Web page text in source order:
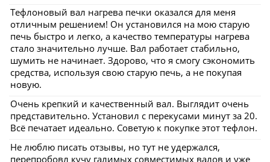
Тефлоновый вал нагрева печки оказался для меня
отличным решением! Он установился на мою старую
печь быстро и легко, а качество температуры нагрева
стало значительно лучше. Вал работает стабильно,
шумить не начинает. Здорово, что я смогу сэкономить
средства, используя свою старую печь, а не покупая
новую.
Очень крепкий и качественный вал. Выглядит очень
представительно. Установил с перекусами минут за 20.
Всё печатает идеально. Советую к покупке этот тефлон.
Не люблю писать отзывы, но тут не удержался,
перепробовл кучу галимых совместимых валов и уже